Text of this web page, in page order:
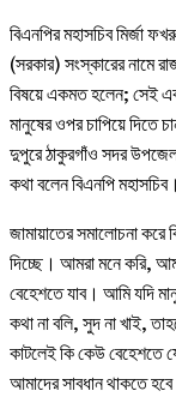
বিএনপির মহাসচিব মির্জা
(সরকার) সংস্কারের নামে
বিষয়ে একমত হলেন; সেই
মানুষের ওপর চাপিয়ে দিতে
দুপুরে ঠাকুরগাঁও সদর
কথা বলেন বিএনপি মহাসচিব।
জামায়াতের সমালোচনা করে
দিচ্ছে। আমরা মনে করি,
বেহেশতে যাব। আমি যদি
কথা না বলি, সুদ না খাই,
কাটলেই কি কেউ বেহেশতে
আমাদের সাবধান থাকতে